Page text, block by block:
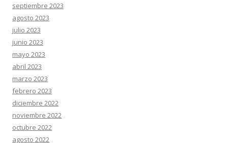
septiembre 2023
agosto 2023
julio 2023
junio 2023
mayo 2023
abril 2023
marzo 2023
febrero 2023
diciembre 2022
noviembre 2022
octubre 2022
agosto 2022